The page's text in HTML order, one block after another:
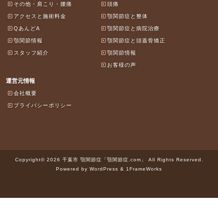
その他・肩こり・腰痛
アクセスと施術料金
QあんどA
顎関節情報
スタッフ紹介
頭痛
顎関節症と整体
顎関節症と病院治療
顎関節症と頭蓋骨矯正
顎関節情報
お客様の声
運営元情報
会社概要
プライバシーポリシー
Copyright© 2026 千葉市 顎関節症「顎関節症.com」 All Rights Reserved.
Powered by WordPress & 1FrameWorks